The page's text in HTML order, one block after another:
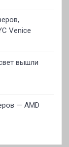
Venice
вышли
— AMD